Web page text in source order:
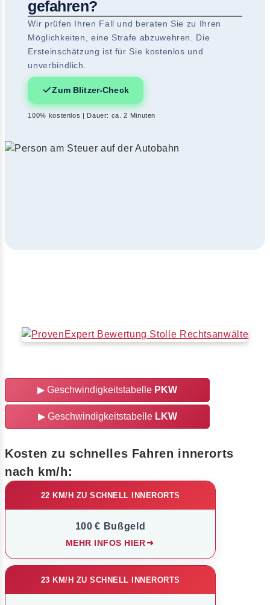
gefahren?
Wir prüfen Ihren Fall und beraten Sie zu Ihren
Möglichkeiten, eine Strafe abzuwehren. Die
Ersteinschätzung ist für Sie kostenlos und
unverbindlich.
Zum Blitzer-Check
100% kostenlos | Dauer: ca. 2 Minuten
▶ Geschwindigkeitstabelle PKW
▶ Geschwindigkeitstabelle LKW
Kosten zu schnelles Fahren innerorts
nach km/h:
22 KM/H ZU SCHNELL INNERORTS
100 € Bußgeld
MEHR INFOS HIER
23 KM/H ZU SCHNELL INNERORTS